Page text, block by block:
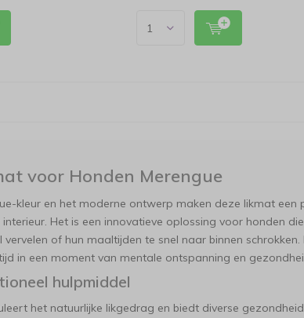
voor Honden Merengue
kleur en het moderne ontwerp maken deze likmat een
Het is een innovatieve oplossing voor honden
vervelen of hun maaltijden te snel naar binnen
in een moment van mentale ontspanning en
hulpmiddel
het natuurlijke likgedrag en biedt diverse